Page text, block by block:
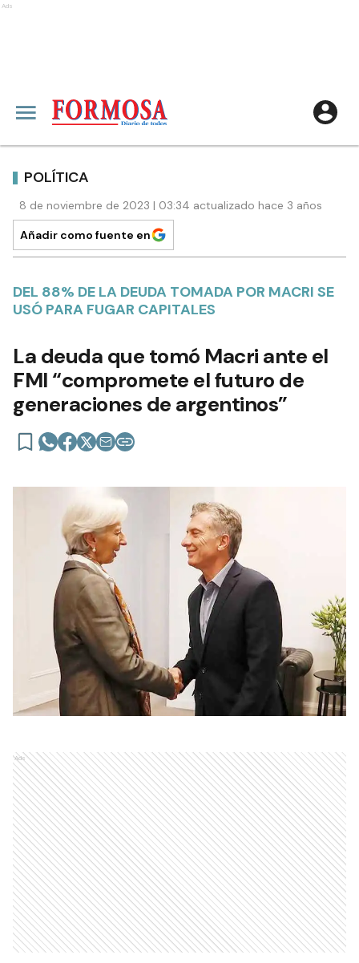
Ads
POLÍTICA
8 de noviembre de 2023 | 03:34 actualizado hace 3 años
Añadir como fuente en
DEL 88% DE LA DEUDA TOMADA POR MACRI SE
USÓ PARA FUGAR CAPITALES
La deuda que tomó Macri ante el
FMI “compromete el futuro de
generaciones de argentinos”
Ads